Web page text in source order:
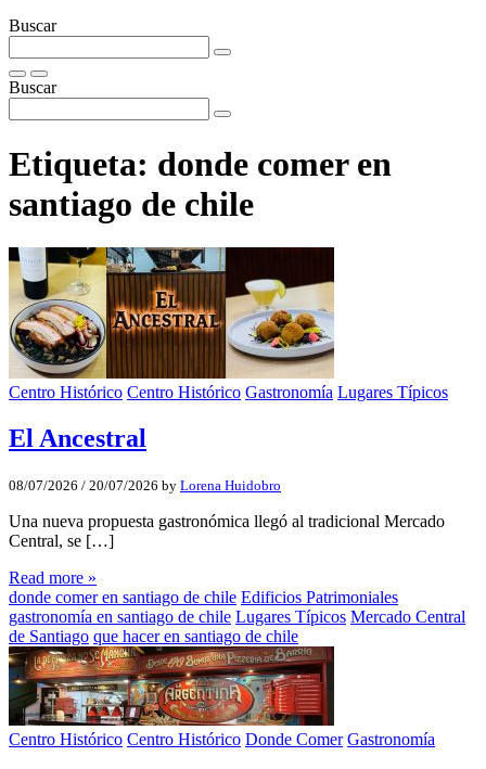
Buscar
Buscar
Etiqueta: donde comer en
santiago de chile
Centro Histórico Centro Histórico Gastronomía Lugares Típicos
El Ancestral
08/07/2026 / 20/07/2026 by Lorena Huidobro
Una nueva propuesta gastronómica llegó al tradicional Mercado
Central, se […]
Read more »
donde comer en santiago de chile Edificios Patrimoniales
gastronomía en santiago de chile Lugares Típicos Mercado Central
de Santiago que hacer en santiago de chile
Centro Histórico Centro Histórico Donde Comer Gastronomía